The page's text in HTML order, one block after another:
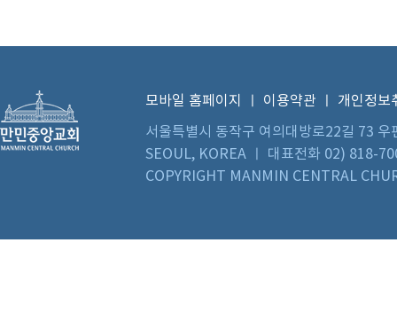
모바일 홈페이지 이용약관
개인정보
서울특별시 동작구 여의대방로22길 73
SEOUL, KOREA ㅣ 대표전화 02) 818-
COPYRIGHT MANMIN CENTRAL